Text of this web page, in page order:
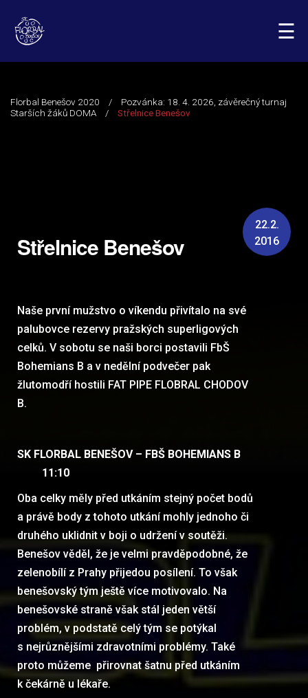
☰
Střelnice Benešov
22.2.
2016
Naše první mužstvo o víkendu přivítalo na své
palubovce rezervy pražských superligových
celků. V sobotu se naši borci postavili FbŠ
Bohemians B a v nedělní podvečer pak
žlutomodří hostili FAT PIPE FLOBRAL CHODOV
B.
SK FLORBAL BENEŠOV – FBŠ BOHEMIANS B
11:10
Oba celky měly před utkáním stejný počet bodů
a právě body z tohoto utkání mohly jednoho či
druhého uklidnit v boji o udržení v soutěži.
Benešov věděl, že je velmi pravděpodobné, že
zelenobílí z Prahy přijedou posílení. To však
benešovský tým ještě více motivovalo. Na
benešovské straně však stál jeden větší
problém, v podstatě celý tým se potýkal
s nejrůznějšími zdravotními problémy. Také
proto můžeme přirovnat šatnu před utkáním
k čekárně u lékaře.